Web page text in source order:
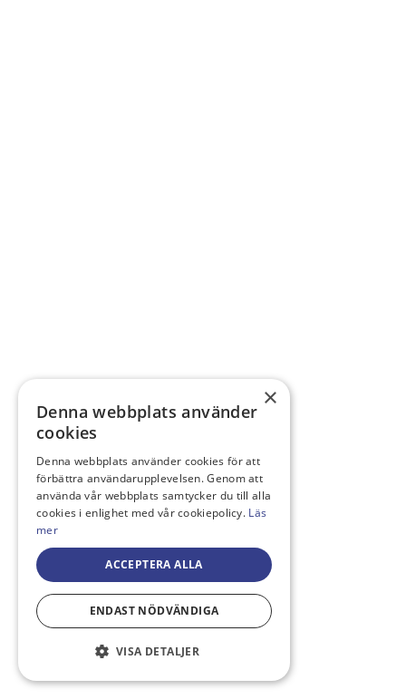
×
Denna webbplats använder
cookies
Denna webbplats använder cookies för att
förbättra användarupplevelsen. Genom att
använda vår webbplats samtycker du till alla
cookies i enlighet med vår cookiepolicy. Läs
mer
ACCEPTERA ALLA
ENDAST NÖDVÄNDIGA
VISA DETALJER